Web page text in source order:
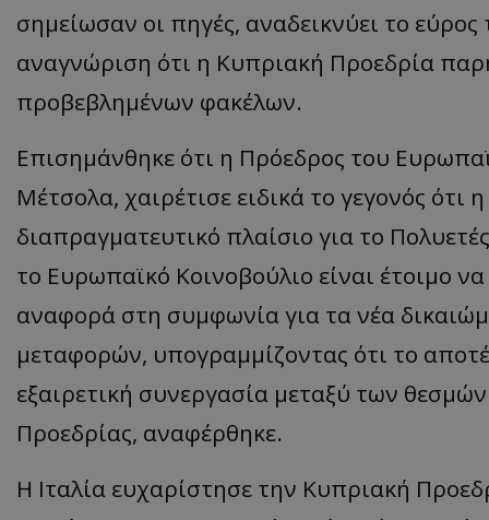
σημείωσαν οι πηγές, αναδεικνύει το εύρος
αναγνώριση ότι η Κυπριακή Προεδρία
προβεβλημένων φακέλων.
Επισημάνθηκε ότι η Πρόεδρος του
Μέτσολα, χαιρέτισε ειδικά το γεγονός
διαπραγματευτικό πλαίσιο για το
το Ευρωπαϊκό Κοινοβούλιο είναι έτοιμο
αναφορά στη συμφωνία για τα νέα
μεταφορών, υπογραμμίζοντας ότι το
εξαιρετική συνεργασία μεταξύ των
Προεδρίας, αναφέρθηκε.
Η Ιταλία ευχαρίστησε την Κυπριακή
__cf_bm
msToken